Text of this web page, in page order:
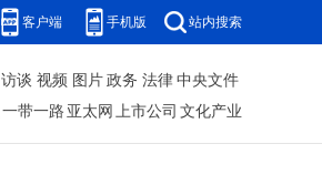
客户端 手机版 站内搜索
访谈 视频 图片 政务 法律 中央文件
一带一路 亚太网 上市公司 文化产业